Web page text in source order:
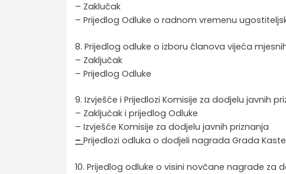
– Zaklučak
– Prijedlog Odluke o radnom vremenu
8. Prijedlog odluke o izboru članova vijeća
– Zaključak
– Prijedlog Odluke
9. Izvješće i Prijedlozi Komisije za dodjelu javnih
– Zaključak i prijedlog Odluke
– Izvješće Komisije za dodjelu javnih priznanja
–Prijedlozi odluka o dodjeli nagrada Grada
10. Prijedlog odluke o visini novčane nagrade za